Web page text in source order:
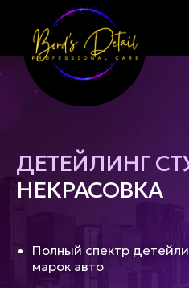
Bord's Detail
ДЕТЕЙЛИНГ
НЕКРАСОВКА
Полный спектр
марок авто